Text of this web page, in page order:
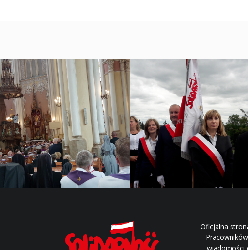
Oficjalna
wiadomości